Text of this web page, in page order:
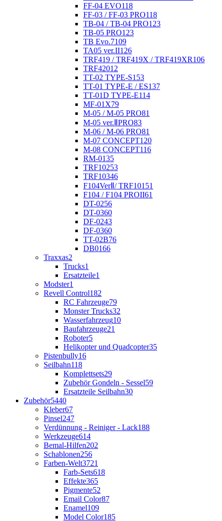
FF-04 EVO118
FF-03 / FF-03 PRO118
TB-04 / TB-04 PRO123
TB-05 PRO123
TB Evo.7109
TA05 ver.II126
TRF419 / TRF419X / TRF419XR106
TRF42012
TT-02 TYPE-S153
TT-01 TYPE-E / ES137
TT-01D TYPE-E114
MF-01X79
M-05 / M-05 PRO81
M-05 ver.ⅡPRO83
M-06 / M-06 PRO81
M-07 CONCEPT120
M-08 CONCEPT116
RM-0135
TRF10253
TRF10346
F104VerⅡ/ TRF101 51
F104 / F104 PROII61
DT-0256
DT-0360
DF-0243
DF-0360
TT-02B76
DB0166
Traxxas2
Trucks1
Ersatzteile1
Modster1
Revell Control182
RC Fahrzeuge79
Monster Trucks32
Wasserfahrzeug10
Baufahrzeuge21
Roboter5
Helikopter und Quadcopter35
Pistenbully16
Seilbahn118
Komplettsets29
Zubehör Gondeln - Sessel59
Ersatzteile Seilbahn30
Zubehör5440
Kleber67
Pinsel247
Verdünnung - Reiniger - Lack188
Werkzeuge614
Bemal-Hilfen202
Schablonen256
Farben-Welt3721
Farb-Sets618
Effekte365
Pigmente52
Email Color87
Enamel109
Model Color185